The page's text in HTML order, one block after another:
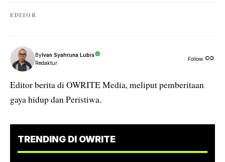
EDITOR
ByIvan Syahruna Lubis
Redaktur
Follow:
Editor berita di OWRITE Media, meliput pemberitaan
gaya hidup dan Peristiwa.
TRENDING DI OWRITE